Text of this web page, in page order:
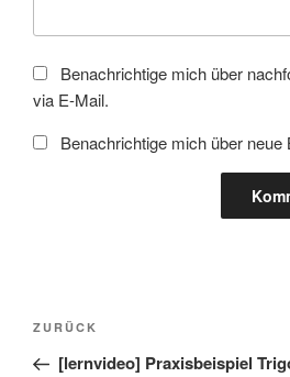
Benachrichtige mich über
via E-Mail.
Benachrichtige mich über neue
Beitragsnavigation
Vorheriger
Beitrag
ZURÜCK
[lernvideo] Praxisbeispiel